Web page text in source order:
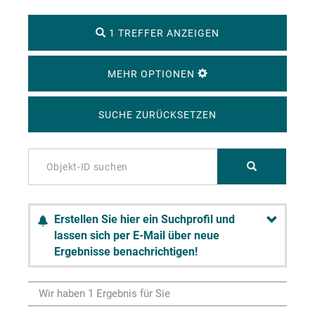
1 TREFFER ANZEIGEN
MEHR OPTIONEN
SUCHE ZURÜCKSETZEN
Erstellen Sie hier ein Suchprofil und
lassen sich per E-Mail über neue
Ergebnisse benachrichtigen!
Wir haben 1 Ergebnis für Sie